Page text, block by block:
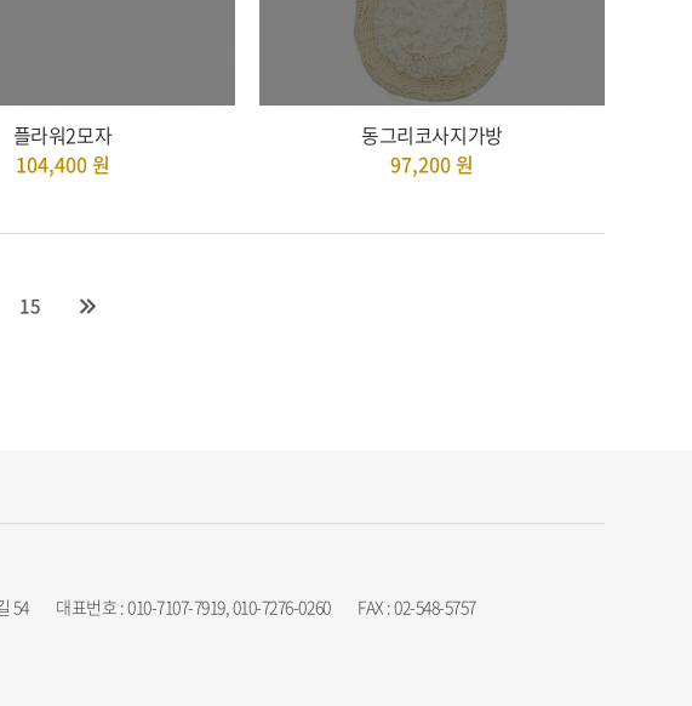
플라워2모자
104,400원
동그리코사지가방
97,200원
15
54 대표번호 : 010-7107-7919, 010-7276-0260
FAX : 02-548-5757